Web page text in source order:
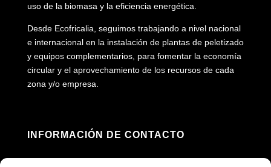
uso de la biomasa y la eficiencia energética.
Desde Ecofricalia, seguimos trabajando a nivel nacional
e internacional en la instalación de plantas de peletizado
y equipos complementarios, para fomentar la economía
circular y el aprovechamiento de los recursos de cada
zona y/o empresa.
INFORMACIÓN DE CONTACTO